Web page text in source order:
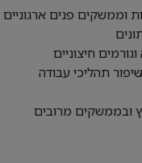
וממשקים פנים ארגוניים
חיצוניים
תהליכי עבודה
ובממשקים מרובים